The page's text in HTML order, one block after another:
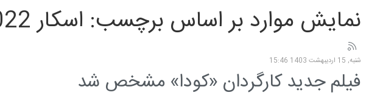
نمایش موارد بر اساس برچسب: اسکار 2022
شنبه, 15 ارديبهشت 1403 15:46
فیلم جدید کارگردان «کودا» مشخص شد